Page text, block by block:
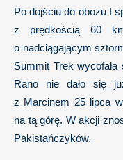
Po dojściu do obozu I
z prędkością 60
o nadciągającym
Summit Trek
Rano nie dało się
z Marcinem 25 lipca
na tą górę. W akcji
Pakistańczyków.